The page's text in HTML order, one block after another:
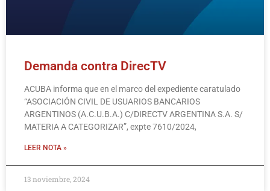
Demanda contra DirecTV
ACUBA informa que en el marco del expediente caratulado
“ASOCIACIÓN CIVIL DE USUARIOS BANCARIOS
ARGENTINOS (A.C.U.B.A.) C/DIRECTV ARGENTINA S.A. S/
MATERIA A CATEGORIZAR”, expte 7610/2024,
LEER NOTA »
13 noviembre, 2024